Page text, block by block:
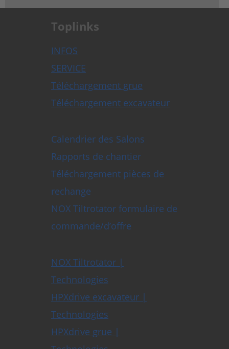
Toplinks
INFOS
SERVICE
Téléchargement grue
Téléchargement excavateur
Calendrier des Salons
Rapports de chantier
Téléchargement pièces de
rechange
NOX Tiltrotator formulaire de
commande/d’offre
NOX Tiltrotator |
Technologies
HPXdrive excavateur |
Technologies
HPXdrive grue |